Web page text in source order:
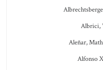
Albrici,
Aleñar,
Alfonso